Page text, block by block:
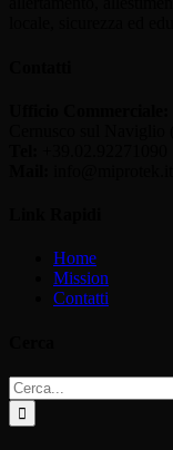
Home
Mission
Contatti
Cerca
per: